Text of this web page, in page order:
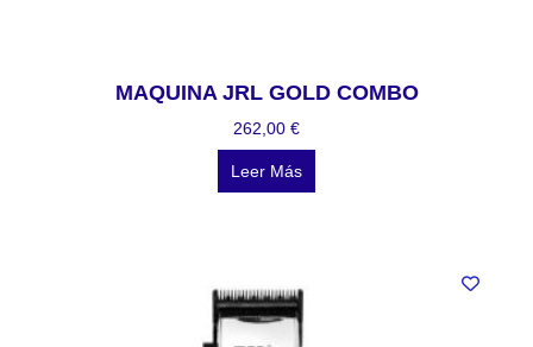
MAQUINA JRL GOLD COMBO
262,00 €
Leer Más